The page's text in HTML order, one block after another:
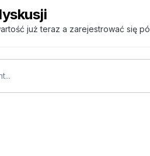
już teraz a zarejestrować się